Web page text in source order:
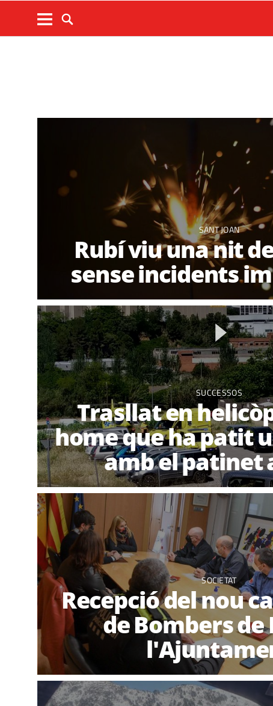
SANT JOAN
Rubí viu una nit
sense incidents
SUCCESSOS
Trasllat en
home que ha patit
amb el patinet
SOCIETAT
Recepció del nou
de Bombers de